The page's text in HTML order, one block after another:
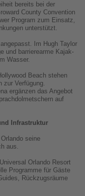
bereits bei der
County Convention
Program zum Einsatz,
unterstützt.
Im Hugh Taylor
und barrierearme Kajak-
Wasser.
Beach stehen
zur Verfügung.
ergänzen das Angebot
auf
Infrastruktur
seine
aus.
Orlando Resort
Programme für Gäste
Rückzugsräume